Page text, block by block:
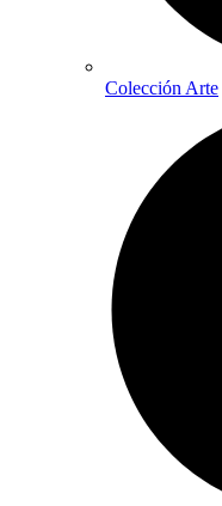
Colección Arte